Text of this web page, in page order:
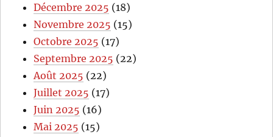
Décembre 2025 (18)
Novembre 2025 (15)
Octobre 2025 (17)
Septembre 2025 (22)
Août 2025 (22)
Juillet 2025 (17)
Juin 2025 (16)
Mai 2025 (15)